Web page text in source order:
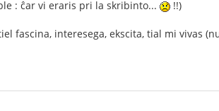
: ĉar vi eraris pri la skribinto... !!)
fascina, interesega, ekscita, tial mi vivas